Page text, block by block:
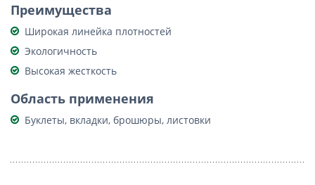
Преимущества
Широкая линейка плотностей
Экологичность
Высокая жесткость
Область применения
Буклеты, вкладки, брошюры, листовки